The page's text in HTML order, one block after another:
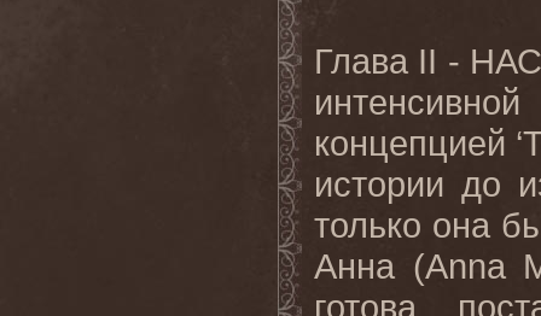
Глава II -
концепцией ‘
истории до
только она
Анна (Anna
готова